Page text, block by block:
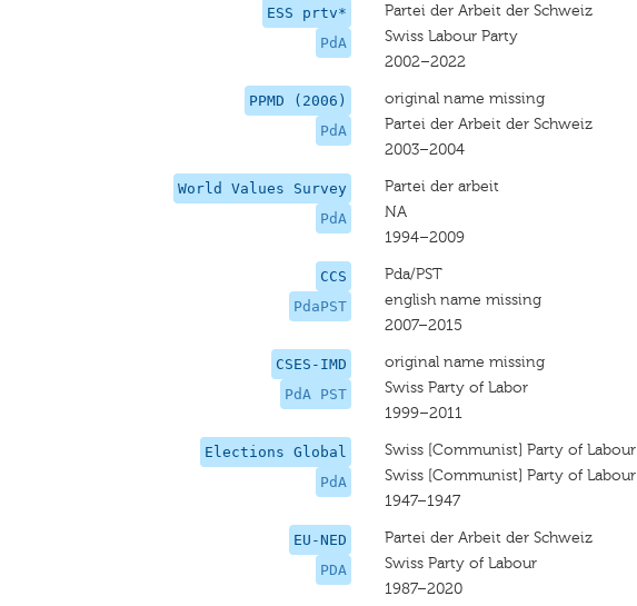
ESS prtv*
PdA
Partei der Arbeit der Schweiz
Swiss Labour Party
2002–2022
PPMD (2006)
PdA
original name missing
Partei der Arbeit der Schweiz
2003–2004
World Values Survey
PdA
Partei der arbeit
NA
1994–2009
CCS
PdaPST
Pda/PST
english name missing
2007–2015
CSES-IMD
PdA PST
original name missing
Swiss Party of Labor
1999–2011
Elections Global
PdA
Swiss [Communist] Party of Labour
Swiss [Communist] Party of Labour
1947–1947
EU-NED
PDA
Partei der Arbeit der Schweiz
Swiss Party of Labour
1987–2020